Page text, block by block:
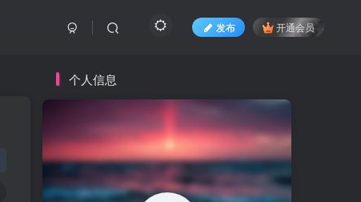
发布 开通会员
个人信息